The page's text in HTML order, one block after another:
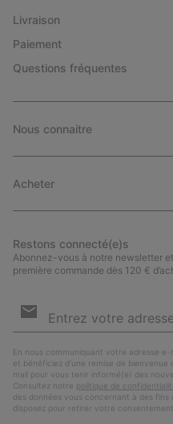
Livraison
Paiement
Questions fréquentes
Nous connaitre
Acheter
Restons connecté(e)s
Abonnez-vous à notre newsletter
première commande dès 120 €
par
En nous communiquant votre adresse
et bénéficiez d’une remise de bienvenue
mail pour vous tenir informé(e) des
Consultez notre politique de
des données vous concernant à des
disposez pour retirer votre consentement.